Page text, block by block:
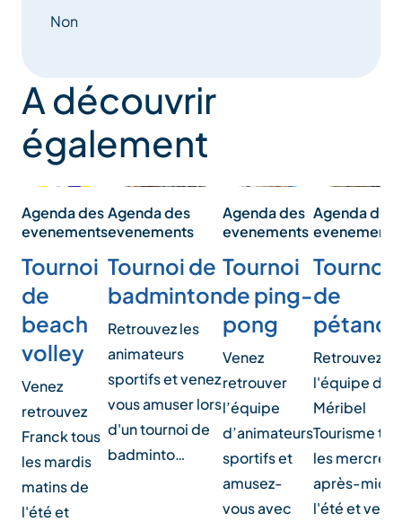
Non
A découvrir
également
Agenda des
evenements
Tournoi
de
beach
volley
Venez
retrouvez
Franck tous
les mardis
matins de
l'été et
Agenda des
evenements
Tournoi de
badminton
Retrouvez les
animateurs
sportifs et venez
vous amuser lors
d'un tournoi de
badminto…
Agenda des
evenements
Tournoi
de ping-
pong
Venez
retrouver
l’équipe
d’animateurs
sportifs et
amusez-
vous avec
Agenda des
evenements
Tournoi
de
Retrouvez
l'équipe de
Méribel
Tourisme
les mercredi
après-midi
l'été et